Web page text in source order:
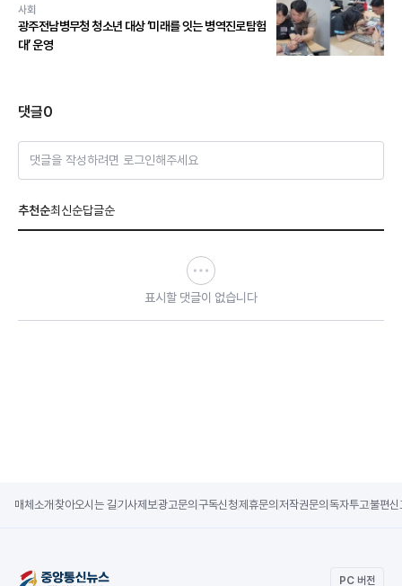
사회
광주전남병무청 청소년 대상 ‘미래를 잇는 병역진로탐험
대’ 운영
댓글0
댓글을 작성하려면 로그인해주세요
추천순최신순답글순
표시할 댓글이 없습니다
매체소개 찾아오시는 길기사제보광고문의 구독신청제휴문의 저작권문의 독자투고불편신
PC 버전